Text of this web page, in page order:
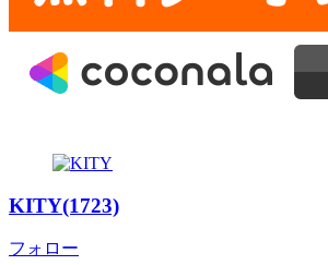
KITY(1723)
フォロー